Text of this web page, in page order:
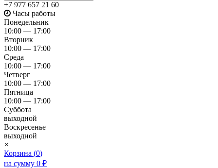
+7 977 657 21 60
Часы работы
Понедельник
10:00 — 17:00
Вторник
10:00 — 17:00
Среда
10:00 — 17:00
Четверг
10:00 — 17:00
Пятница
10:00 — 17:00
Суббота
выходной
Воскресенье
выходной
×
Корзина (0)
на сумму 0 ₽